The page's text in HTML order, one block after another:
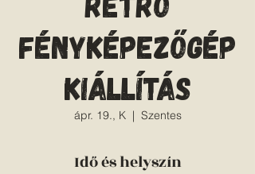
fényképezőgép
kiállítás
ápr. 19., K
  |
Szentes
Idő és helyszín